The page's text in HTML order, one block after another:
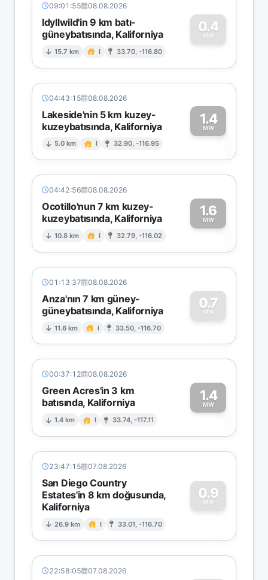
09:01:55 08.08.2026
Idyllwild'in 9 km batı-
güneybatısında, Kaliforniya
15.7 km I 33.70, -116.80
0.4
MW
0
04:43:15 08.08.2026
Lakeside'nin 5 km kuzey-
kuzeybatısında, Kaliforniya
5.0 km I 32.90, -116.95
1.4
MW1
04:42:56 08.08.2026
Ocotillo'nun 7 km kuzey-
kuzeybatısında, Kaliforniya
10.8 km I 32.79, -116.02
1.6
MW1
01:13:37 08.08.2026
Anza'nın 7 km güney-
güneybatısında, Kaliforniya
11.6 km I 33.50, -116.70
0.7
MW
0
00:37:12 08.08.2026
Green Acres'in 3 km
batısında, Kaliforniya
1.4 km I 33.74, -117.11
1.4
MW1
23:47:15 07.08.2026
San Diego Country
Estates'in 8 km doğusunda,
Kaliforniya
26.9 km I 33.01, -116.70
0.9
MW
0
22:58:05 07.08.2026